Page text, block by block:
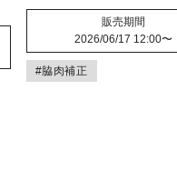
販売期間
2026/06/17 12:00〜
#脇肉補正